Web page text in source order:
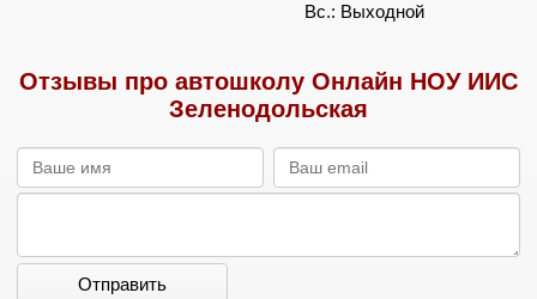
Вс.: Выходной
Отзывы про автошколу Онлайн НОУ ИИС
Зеленодольская
Отправить